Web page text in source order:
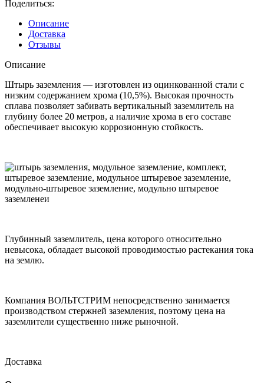
сталь
М16
(D=16мм
/
L=1.5
метра)
Поделиться:
Описание
Доставка
Отзывы
Описание
Штырь заземления — изготовлен из оцинкованной стали с
низким содержанием хрома (10,5%). Высокая прочность
сплава позволяет забивать вертикальный заземлитель на
глубину более 20 метров, а наличие хрома в его составе
обеспечивает высокую коррозионную стойкость.
Глубинный заземлитель, цена которого относительно
невысока, обладает высокой проводимостью растекания тока
на землю.
Компания ВОЛЬТСТРИМ непосредственно занимается
производством стержней заземления, поэтому цена на
заземлители существенно ниже рыночной.
Доставка